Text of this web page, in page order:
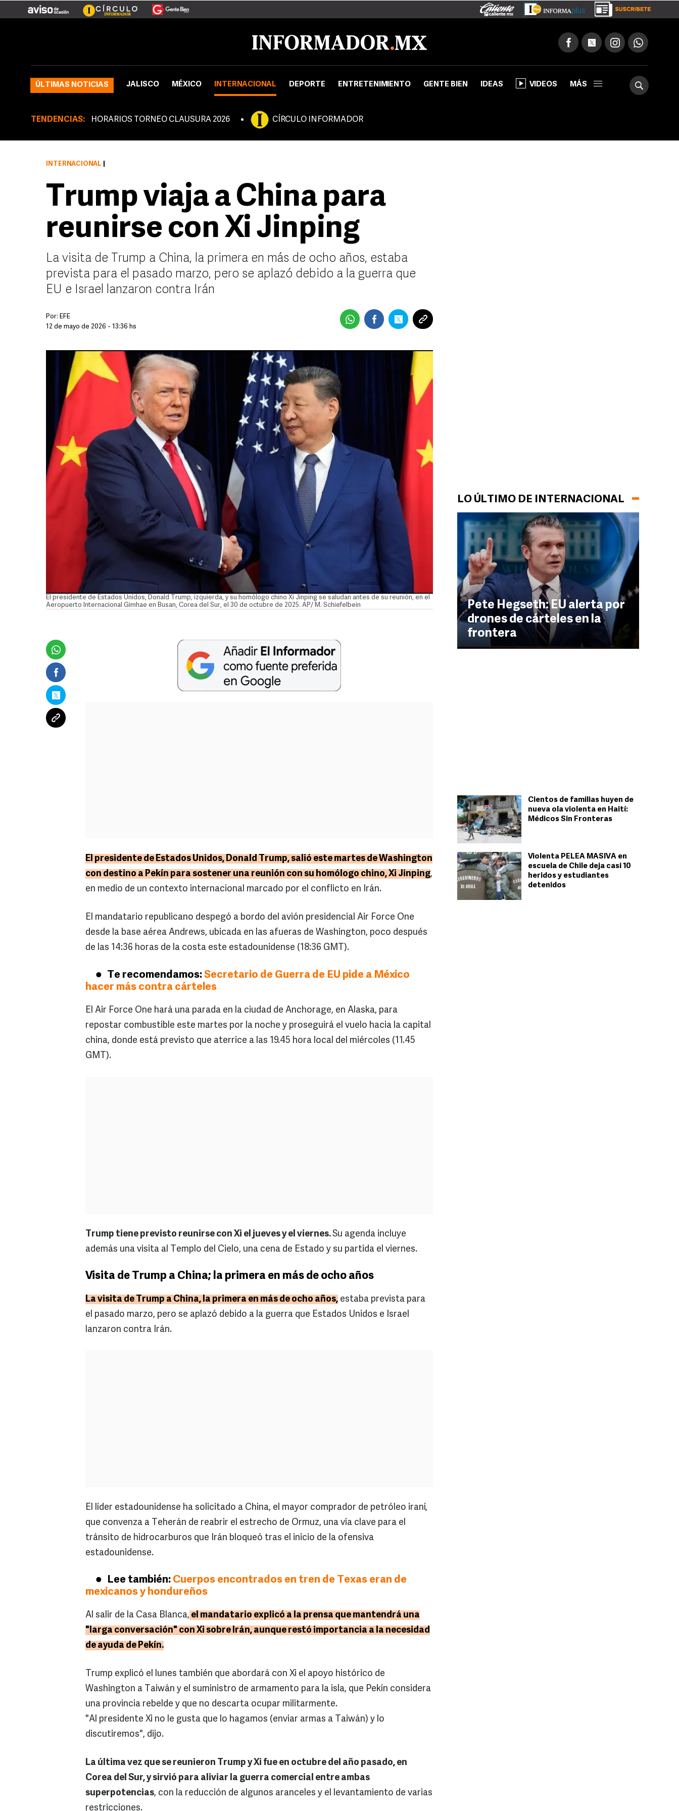
ÚLTIMAS NOTICIAS JALISCO MÉXICO INTERNACIONAL DEPORTE ENTRETENIMIENTO GENTE BIEN IDEAS VIDEOS MÁS
TENDENCIAS: HORARIOS TORNEO CLAUSURA 2026 CÍRCULO INFORMADOR
LO ÚLTIMO DE INTERNACIONAL
Pete Hegseth: EU alerta por
drones de cárteles en la
frontera
Cientos de familias huyen de
nueva ola violenta en Haití:
Médicos Sin Fronteras
Violenta PELEA MASIVA en
escuela de Chile deja casi 10
heridos y estudiantes
detenidos
INTERNACIONAL
Trump viaja a China para
reunirse con Xi Jinping
La visita de Trump a China, la primera en más de ocho años, estaba
prevista para el pasado marzo, pero se aplazó debido a la guerra que
EU e Israel lanzaron contra Irán
Por: EFE
12 de mayo de 2026 - 13:36 hs
El presidente de Estados Unidos, Donald Trump, izquierda, y su homólogo chino Xi Jinping se saludan antes de su reunión, en el
Aeropuerto Internacional Gimhae en Busan, Corea del Sur, el 30 de octubre de 2025. AP/ M. Schiefelbein
El presidente de Estados Unidos, Donald Trump, salió este martes de Washington
con destino a Pekín para sostener una reunión con su homólogo chino, Xi Jinping,
en medio de un contexto internacional marcado por el conflicto en Irán.
El mandatario republicano despegó a bordo del avión presidencial Air Force One
desde la base aérea Andrews, ubicada en las afueras de Washington, poco después
de las 14:36 horas de la costa este estadounidense (18:36 GMT).
Te recomendamos:Secretario de Guerra de EU pide a México
hacer más contra cárteles
El Air Force One hará una parada en la ciudad de Anchorage, en Alaska, para
repostar combustible este martes por la noche y proseguirá el vuelo hacia la capital
china, donde está previsto que aterrice a las 19.45 hora local del miércoles (11.45
GMT).
Trump tiene previsto reunirse con Xi el jueves y el viernes.Su agenda incluye
además una visita al Templo del Cielo, una cena de Estado y su partida el viernes.
Visita de Trump a China; la primera en más de ocho años
La visita de Trump a China, la primera en más de ocho años, estaba prevista para
el pasado marzo, pero se aplazó debido a la guerra que Estados Unidos e Israel
lanzaron contra Irán.
El líder estadounidense ha solicitado a China, el mayor comprador de petróleo iraní,
que convenza a Teherán de reabrir el estrecho de Ormuz, una vía clave para el
tránsito de hidrocarburos que Irán bloqueó tras el inicio de la ofensiva
estadounidense.
Lee también: Cuerpos encontrados en tren de Texas eran de
mexicanos y hondureños
Al salir de la Casa Blanca, el mandatario explicó a la prensa que mantendrá una
"larga conversación" con Xi sobre Irán, aunque restó importancia a la necesidad
de ayuda de Pekín.
Trump explicó el lunes también que abordará con Xi el apoyo histórico de
Washington a Taiwán y el suministro de armamento para la isla, que Pekín considera
una provincia rebelde y que no descarta ocupar militarmente.
"Al presidente Xi no le gusta que lo hagamos (enviar armas a Taiwán) y lo
discutiremos", dijo.
La última vez que se reunieron Trump y Xi fue en octubre del año pasado, en
Corea del Sur, y sirvió para aliviar la guerra comercial entre ambas
superpotencias, con la reducción de algunos aranceles y el levantamiento de varias
restricciones.